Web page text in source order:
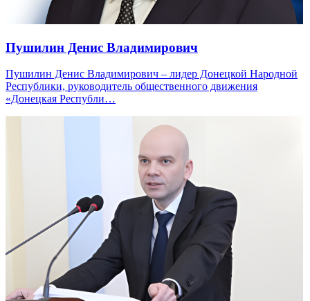
Пушилин Денис Владимирович
Пушилин Денис Владимирович – лидер Донецкой Народной
Республики, руководитель общественного движения
«Донецкая Республи…